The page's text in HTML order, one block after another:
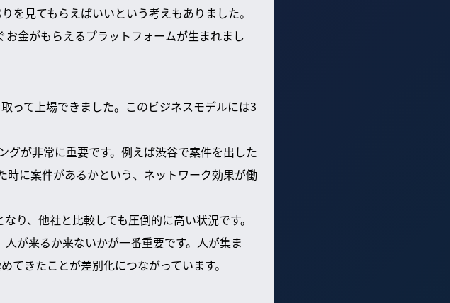
を見てもらえばいいという考えもありました。
金がもらえるプラットフォームが生まれまし
って上場できました。このビジネスモデルには3
グが非常に重要です。例えば渋谷で案件を出した
に案件があるかという、ネットワーク効果が働
り、他社と比較しても圧倒的に高い状況です。
が来るか来ないかが一番重要です。人が集ま
てきたことが差別化につながっています。